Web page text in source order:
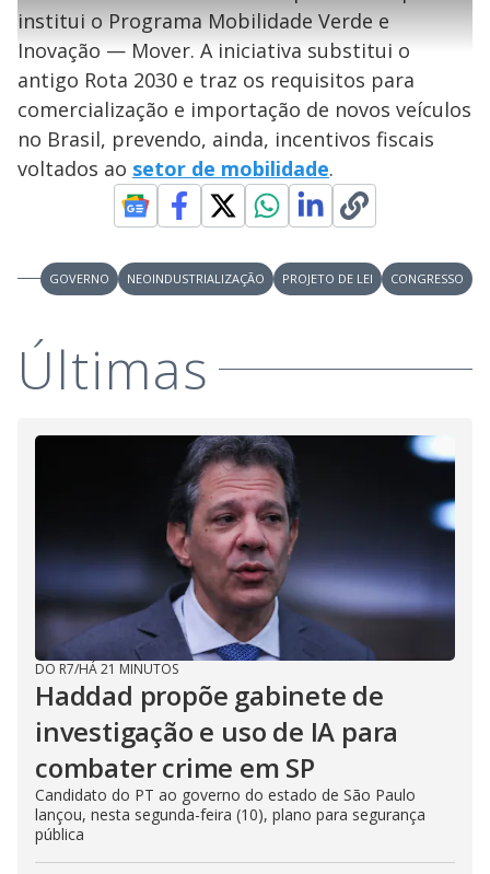
l
a
y
V
i
d
e
o
e
g
u
n
d
o
s
s
e
u
n
o
s
M
u
institui o Programa Mobilidade Verde e
Inovação — Mover. A iniciativa substitui o
antigo Rota 2030 e traz os requisitos para
comercialização e importação de novos veículos
no Brasil, prevendo, ainda, incentivos fiscais
voltados ao setor de mobilidade.
GOVERNO NEOINDUSTRIALIZAÇÃO PROJETO DE LEI CONGRESSO
Últimas
DO R7/HÁ 21 MINUTOS
Haddad propõe gabinete de
investigação e uso de IA para
combater crime em SP
Candidato do PT ao governo do estado de São Paulo
lançou, nesta segunda-feira (10), plano para segurança
pública